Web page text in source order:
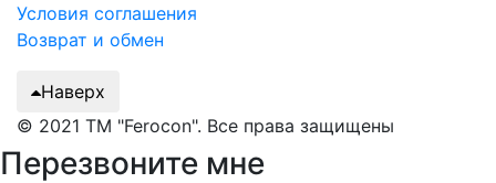
Условия соглашения
Возврат и обмен
Наверх
© 2021 ТМ "Ferocon". Все права защищены
Перезвоните мне